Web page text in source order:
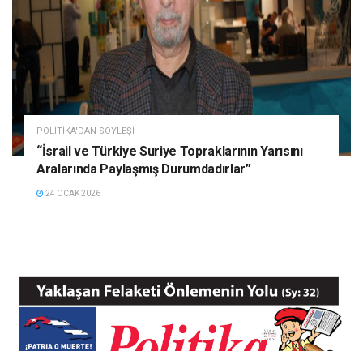
POLITIKA'DAN SÖYLEŞI
“İsrail ve Türkiye Suriye Topraklarının Yarısını
Aralarında Paylaşmış Durumdadırlar”
24 OCAK 2026